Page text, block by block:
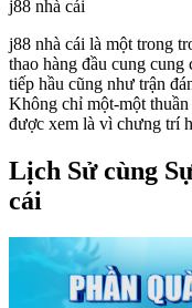
j88 nhà cái
j88 nhà cái là một trong
thao hàng đầu cung
tiếp hầu cũng như trận
Không chỉ một-một
được xem là vì chưng trí
Lịch Sử cùng
cái